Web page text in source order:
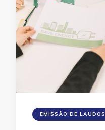
EMISSÃO DE LAUDOS